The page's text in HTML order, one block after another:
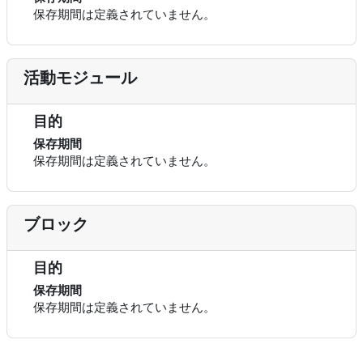
保存期間は定義されていません。
活動モジュール
目的
保存期間
保存期間は定義されていません。
ブロック
目的
保存期間
保存期間は定義されていません。